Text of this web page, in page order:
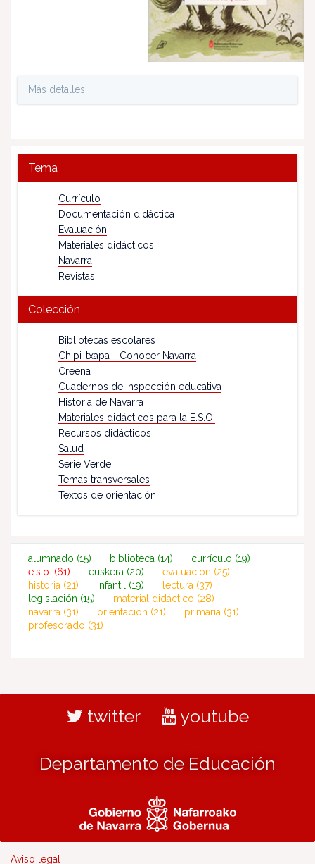
Más detalles
Tema
Currículo
Documentación didáctica
Evaluación
Materiales didácticos
Navarra
Revistas
Colección
Bibliotecas escolares
Chipi-txapa - Conocer Navarra
Creena
Cuadernos de inspección educativa
Historia de Navarra
Materiales didácticos para la E.S.O.
Recursos didácticos
Salud
Serie Verde
Temas transversales
Textos de orientación
alumnado (15) biblioteca (14) currículo (19)
e.s.o. (61) euskera (20) evaluación (25)
historia (21) infantil (19) lectura (37)
legislación (15) material didáctico (28)
navarra (31) orientación (21) primaria (31)
profesorado (31)
twitter youtube
Departamento de Educación
Aviso legal